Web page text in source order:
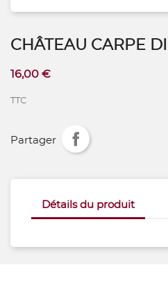
CHÂTEAU CARPE
16,00 €
TTC
Partager
Détails du produit